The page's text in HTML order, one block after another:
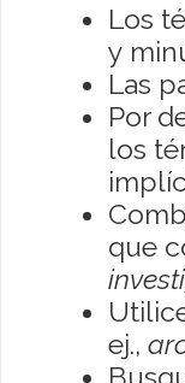
Los
y
Las
Por
los
que
ej.,